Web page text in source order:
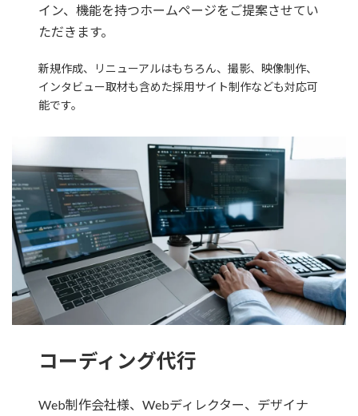
イン、機能を持つホームページをご提案させてい
ただきます。
新規作成、リニューアルはもちろん、撮影、映像制作、
インタビュー取材も含めた採用サイト制作なども対応可
能です。
コーディング代行
Web制作会社様、Webディレクター、デザイナ